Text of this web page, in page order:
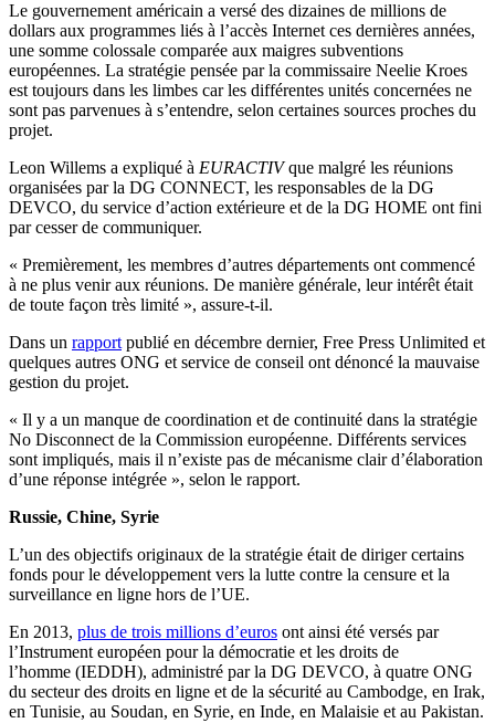
Le gouvernement américain a versé des dizaines de millions de
dollars aux programmes liés à l’accès Internet ces dernières années,
une somme colossale comparée aux maigres subventions
européennes. La stratégie pensée par la commissaire Neelie Kroes
est toujours dans les limbes car les différentes unités concernées ne
sont pas parvenues à s’entendre, selon certaines sources proches du
projet.
Leon Willems a expliqué à EURACTIVque malgré les réunions
organisées par la DG CONNECT, les responsables de la DG
DEVCO, du service d’action extérieure et de la DG HOME ont fini
par cesser de communiquer.
« Premièrement, les membres d’autres départements ont commencé
à ne plus venir aux réunions. De manière générale, leur intérêt était
de toute façon très limité », assure-t-il.
Dans un rapport publié en décembre dernier, Free Press Unlimited et
quelques autres ONG et service de conseil ont dénoncé la mauvaise
gestion du projet.
« Il y a un manque de coordination et de continuité dans la stratégie
No Disconnect de la Commission européenne. Différents services
sont impliqués, mais il n’existe pas de mécanisme clair d’élaboration
d’une réponse intégrée », selon le rapport.
Russie, Chine, Syrie
L’un des objectifs originaux de la stratégie était de diriger certains
fonds pour le développement vers la lutte contre la censure et la
surveillance en ligne hors de l’UE.
En 2013, plus de trois millions d’euros ont ainsi été versés par
l’Instrument européen pour la démocratie et les droits de
l’homme (IEDDH), administré par la DG DEVCO, à quatre ONG
du secteur des droits en ligne et de la sécurité au Cambodge, en Irak,
en Tunisie, au Soudan, en Syrie, en Inde, en Malaisie et au Pakistan.